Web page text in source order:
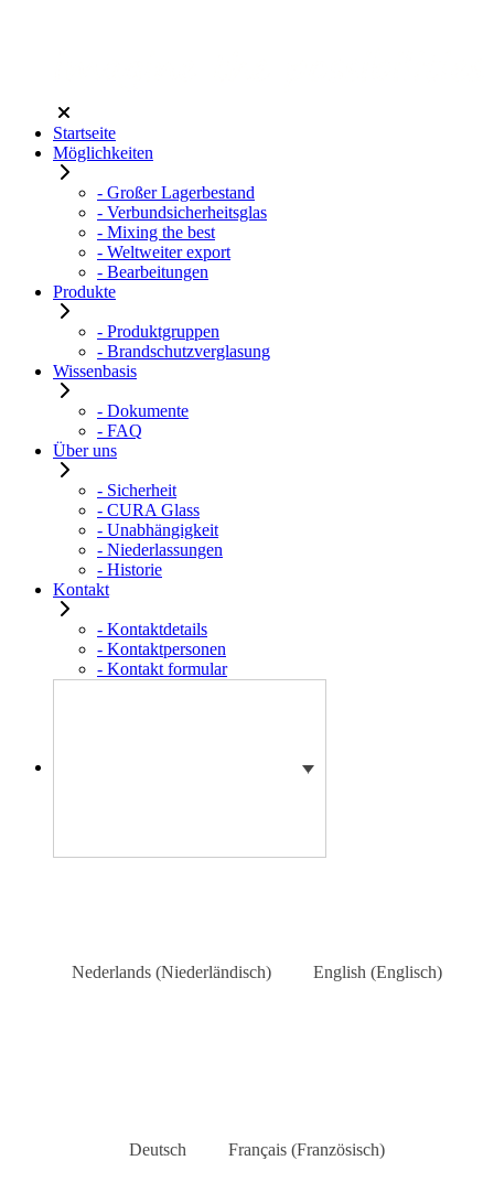
Startseite
Möglichkeiten
- Großer Lagerbestand
- Verbundsicherheitsglas
- Mixing the best
- Weltweiter export
- Bearbeitungen
Produkte
- Produktgruppen
- Brandschutzverglasung
Wissenbasis
- Dokumente
- FAQ
Über uns
- Sicherheit
- CURA Glass
- Unabhängigkeit
- Niederlassungen
- Historie
Kontakt
- Kontaktdetails
- Kontaktpersonen
- Kontakt formular
Nederlands (Niederländisch) English (Englisch)
Deutsch Français (Französisch)